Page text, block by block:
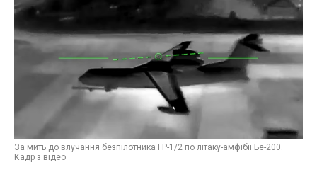
За мить до влучання безпілотника FP-1/2 по літаку-амфібії Бе-200.
Кадр з відео